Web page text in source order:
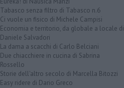
Tabasco senza filtro di Tabasco n.6
Ci vuole un fisico di Michele Campisi
Economia e territorio, da globale a locale di
Daniele Salvadori
La dama a scacchi di Carlo Belciani
Due chiacchiere in cucina di Sabrina
Rossello
Storie dell'altro secolo di Marcella Bitozzi
Easy ridere di Dario Greco